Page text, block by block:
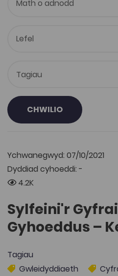
CHWILIO
Ychwanegwyd: 07/10/2021
Dyddiad cyhoeddi: -
4.2K
Sylfeini'r
Gyhoeddus –
Tagiau
Gwleidyddiaeth